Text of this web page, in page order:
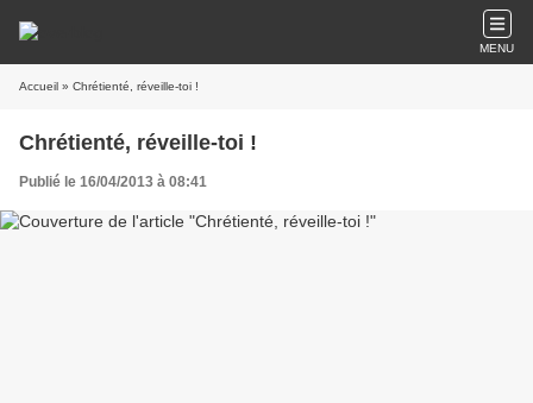
MENU
Accueil » Chrétienté, réveille-toi !
Chrétienté, réveille-toi !
Publié le 16/04/2013 à 08:41